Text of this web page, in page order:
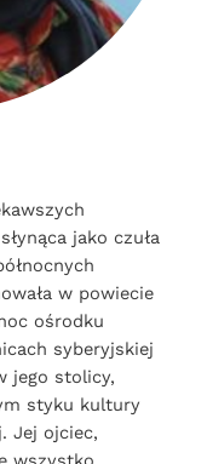
jako czuła
w powiecie
ośrodku
syberyjskiej
jego stolicy,
styku kultury
Jej ojciec,